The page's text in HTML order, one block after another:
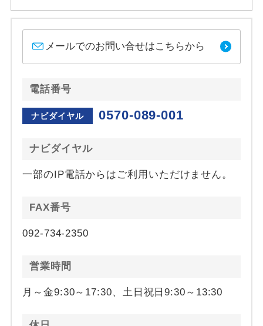
メールでのお問い合せはこちらから
電話番号
ナビダイヤル 0570-089-001
ナビダイヤル
一部のIP電話からはご利用いただけません。
FAX番号
092-734-2350
営業時間
月～金9:30～17:30、土日祝日9:30～13:30